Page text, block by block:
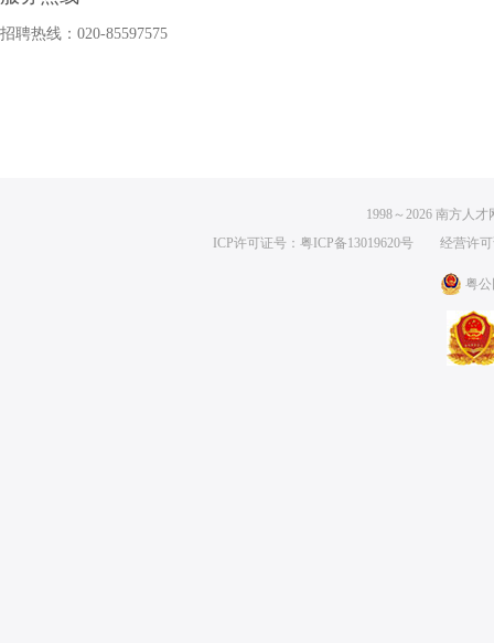
招聘热线：020-85597575
1998～ 2026 南方人才
ICP许可证号：粤ICP备13019620号经营许可证
粤公